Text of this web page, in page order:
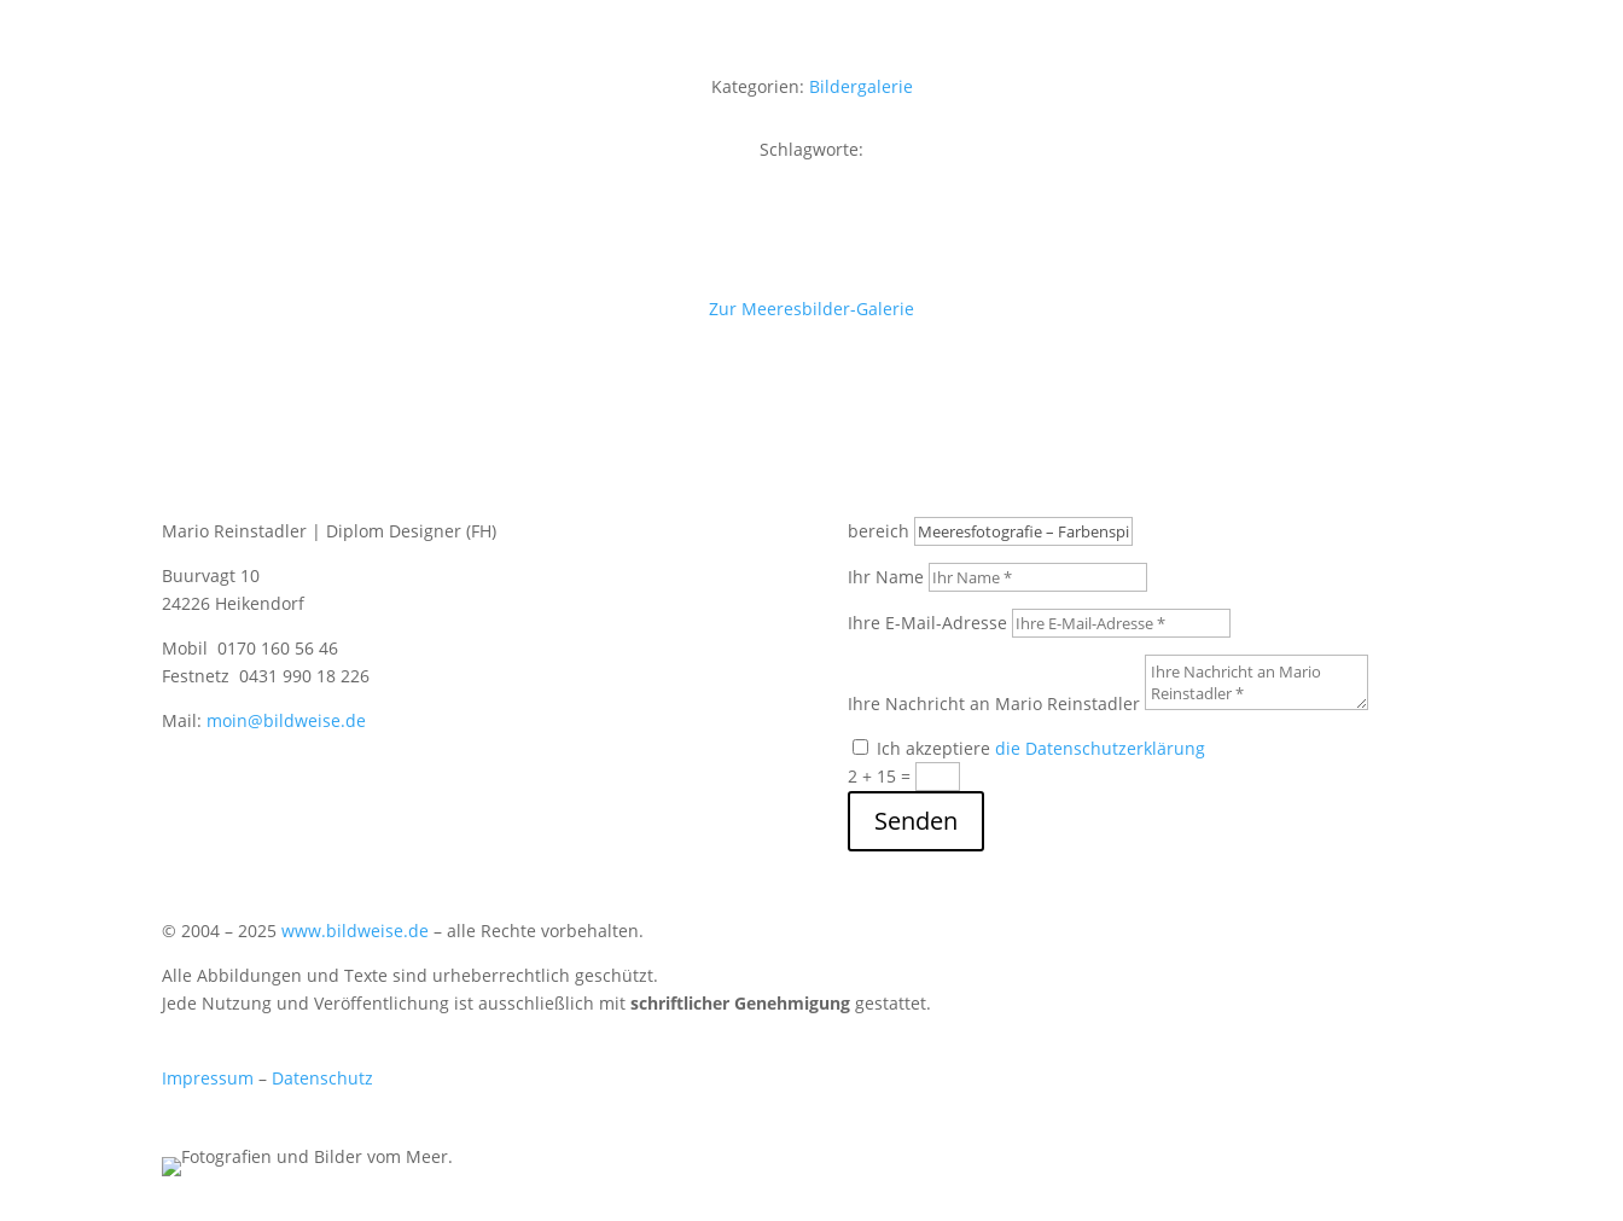
Kategorien: Bildergalerie
Schlagworte:
Zur Meeresbilder-Galerie
Mario Reinstadler | Diplom Designer (FH)
Buurvagt 10
24226 Heikendorf
Mobil 0170 160 56 46
Festnetz 0431 990 18 226
Mail: moin@bildweise.de
bereich
Ihr Name
Ihre E-Mail-Adresse
Ihre Nachricht an Mario Reinstadler
Ich akzeptiere die Datenschutzerklärung
2 + 15 =
Senden
© 2004 – 2025www.bildweise.de – alle Rechte vorbehalten.
Alle Abbildungen und Texte sind urheberrechtlich geschützt.
Jede Nutzung und Veröffentlichung ist ausschließlich mitschriftlicher Genehmigung gestattet.
Impressum – Datenschutz